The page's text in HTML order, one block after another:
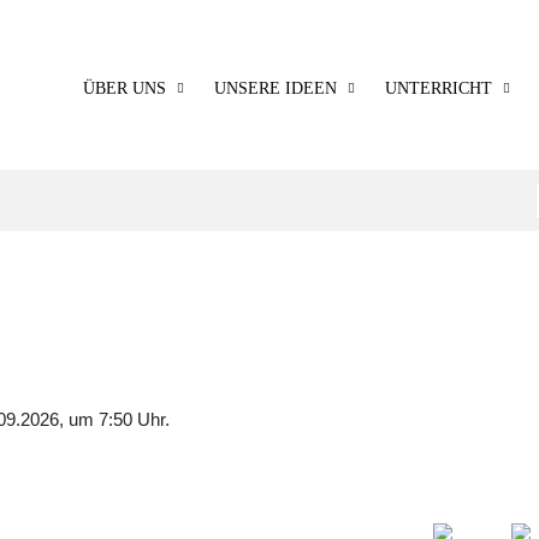
ÜBER UNS UNSERE IDEEN UNTERRICHT
um 7:50 Uhr.